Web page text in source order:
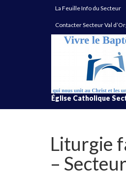
La Feuille Info du Secteur
Contacter Secteur Val
Église Catholique
Liturgie
–